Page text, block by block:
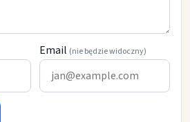
Email (nie będzie widoczny)